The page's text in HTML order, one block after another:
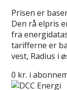
Prisen er
Den rå elpris
fra
tarifferne er
vest, Radius i
0 kr. i